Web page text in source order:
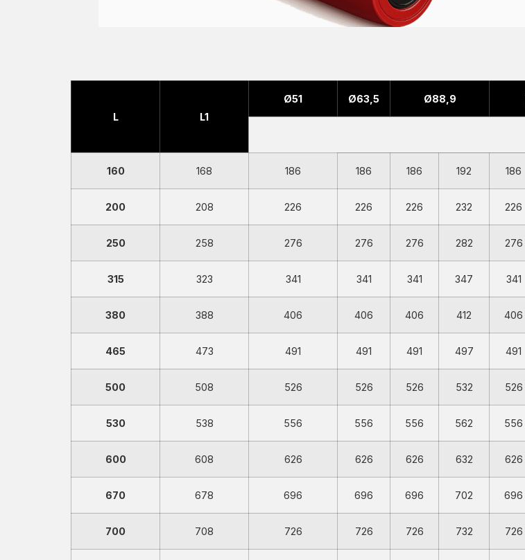
L L1
Ø51 Ø63,5 Ø88,9
160 168 186 186 186 192 186
200 208 226 226 226 232 226
250 258 276 276 276 282 276
315 323 341 341 341 347 341
380 388 406 406 406 412 406
465 473 491 491 491 497 491
500 508 526 526 526 532 526
530 538 556 556 556 562 556
600 608 626 626 626 632 626
670 678 696 696 696 702 696
700 708 726 726 726 732 726